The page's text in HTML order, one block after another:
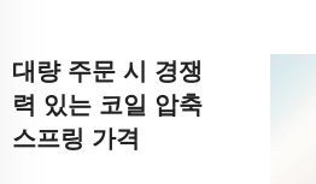
대량 주문 시 경쟁
력 있는 코일 압축
스프링 가격